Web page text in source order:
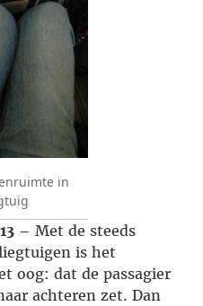
in
– Met de steeds
is het
oog: dat de passagier
achteren zet. Dan